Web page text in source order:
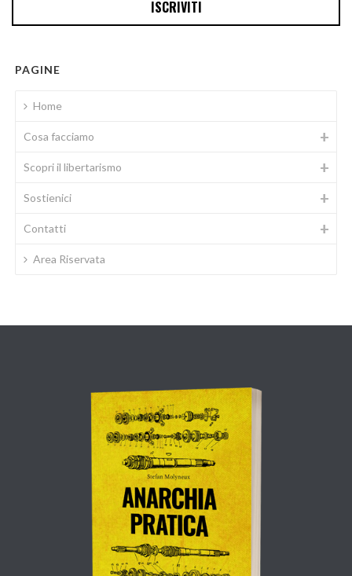
PAGINE
Home
Cosa facciamo
Scopri il libertarismo
Sostienici
Contatti
Area Riservata